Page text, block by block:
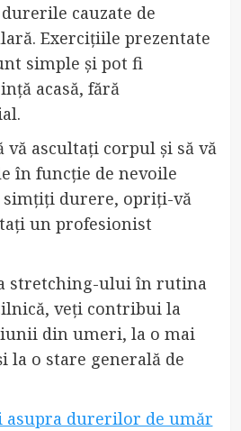
cauzate de
Exercițiile prezentate
simple și pot fi
acasă, fără
vă ascultați corpul și să vă
în funcție de nevoile
simțiți durere, opriți-vă
un profesionist
stretching-ului în rutina
veți contribui la
din umeri, la o mai
la o stare generală de
durerilor de umăr